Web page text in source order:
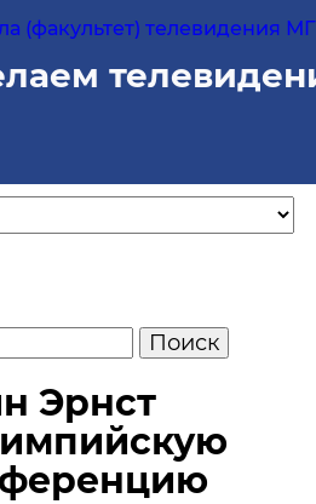
(факультет) телевидения
Эрнст